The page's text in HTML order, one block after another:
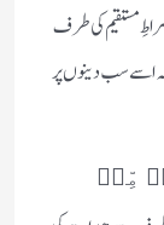
صراطِ مستقیم کی طرف
اسے سب دینوں پر
مِّنۡ